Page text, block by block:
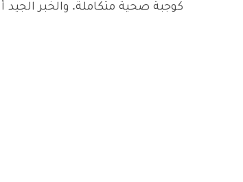
كوجبة صحية متكاملة. والخبر